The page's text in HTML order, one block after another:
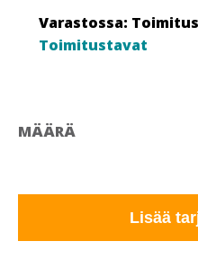
Varastossa:
Toimitustavat
MÄÄRÄ
Lisää